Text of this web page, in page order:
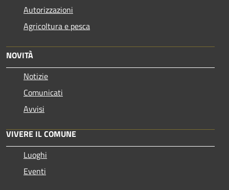
Autorizzazioni
Agricoltura e pesca
NOVITÀ
Notizie
Comunicati
Avvisi
VIVERE IL COMUNE
Luoghi
Eventi